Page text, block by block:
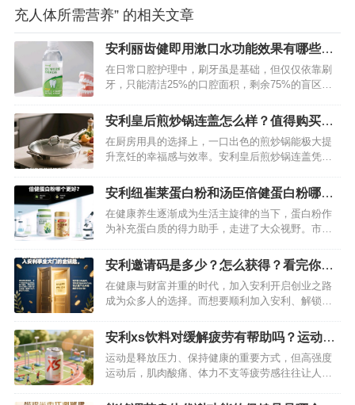
充人体所需营养” 的相关文章
安利丽齿健即用漱口水功能效果有哪些？
详细为你揭秘一下
在日常口腔护理中，刷牙虽是基础，但仅仅依靠刷
牙，只能清洁25%的口腔面积，剩余75%的盲区就
口腔护理界的明星产品，凭借其卓越的功效，为我
们的口腔健康保驾护航。…
安利皇后煎炒锅连盖怎么样？值得购买
吗？深度评测介绍
在厨房用具的选择上，一口出色的煎炒锅能极大提
升烹饪的幸福感与效率。安利皇后煎炒锅连盖凭借
但它究竟表现如何，是否值得入手？下面就结合实
际使用体验，从多个维度为你揭晓。…
安利纽崔莱蛋白粉和汤臣倍健蛋白粉哪个
好？深度为你揭秘
在健康养生逐渐成为生活主旋律的当下，蛋白粉作
为补充蛋白质的得力助手，走进了大众视野。市场
汤臣倍健蛋白粉凭借较高的知名度和市场占有率，
备受消费者关注。但究竟哪一款更适合自己呢？今
天就从多个维度来剖析这两款蛋白粉，助你做出明
智之选。…
安利邀请码是多少？怎么获得？看完你就
知道了
在健康与财富并重的时代，加入安利开启创业之路
成为众多人的选择。而想要顺利加入安利、解锁丰
——安利邀请码69931366。这组数字不仅是注册的
重要凭证，更是你链接优质资源、实现事业突破的
起点。…
安利xs饮料对缓解疲劳有帮助吗？运动过
后喝一罐轻松消除疲劳
运动是释放压力、保持健康的重要方式，但高强度
运动后，肌肉酸痛、体力不支等疲劳感往往让人困